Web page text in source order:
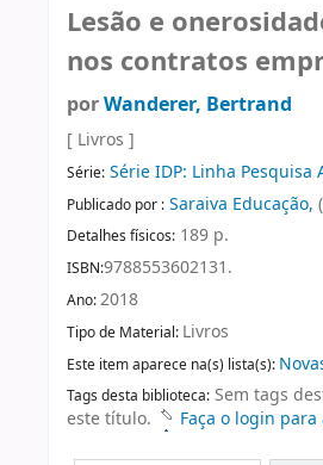
Lesão e
nos contratos
porWanderer, Bertrand
[ Livros ]
Série: Série IDP: Linha Pesquisa
Publicado por : Saraiva Educação,
Detalhes físicos: 189 p.
ISBN:9788553602131.
Ano:2018
Tipo de Material: Livros
Este item aparece na(s) lista(s):
Tags desta biblioteca: Sem tags
este título.
Faça o login